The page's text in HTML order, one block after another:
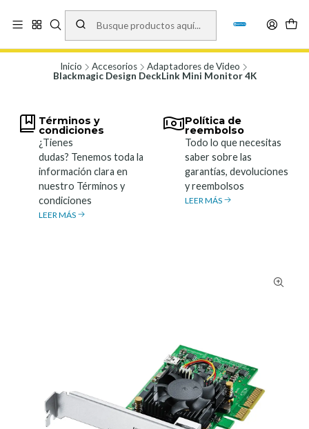
Vísita nuestro local en Los Agustinos 5478, Ñuñoa. Lunes a Viernes 9.30 a
19.00, Sábados 10:00 a 19:00 y Domingos de 10:00 a 17:00
Inicio Accesorios
Adaptadores de Video
Blackmagic Design DeckLink Mini Monitor 4K
Términos y
condiciones
¿Tienes
dudas? Tenemos toda la
información clara en
nuestro Términos y
condiciones
LEER MÁS
Política de
reembolso
Todo lo que necesitas
saber sobre las
garantías, devoluciones
y reembolsos
LEER MÁS